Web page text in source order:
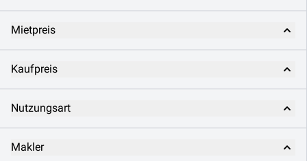
Mietpreis
Kaufpreis
Nutzungsart
Makler